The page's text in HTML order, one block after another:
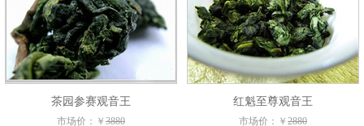
茶园参赛观音王
市场价：￥ 3880
红魁至尊观音王
市场价：￥ 2880